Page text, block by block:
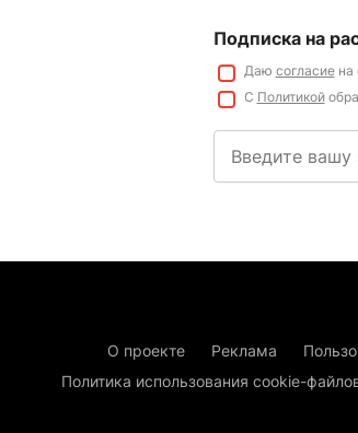
Подписка на
Даю согласиена
С Политикой
О проекте Реклама
Политика использования cookie-